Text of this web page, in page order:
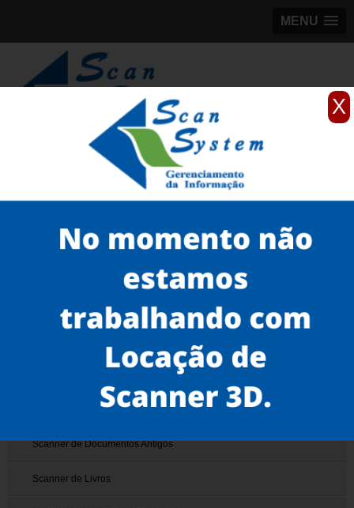
X
MENU
98184-5245
Scanner de documentos
venda de scanner profissional de documentos Jardim Europa
Serviços
Scanner de Documentos
Scanner de Documentos Antigos
Scanner de Livros